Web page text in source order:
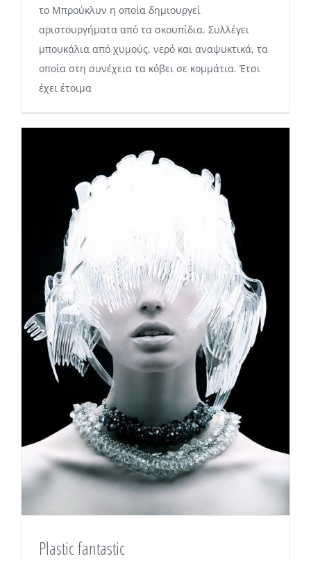
το Μπρούκλυν η οποία δημιουργεί
αριστουργήματα από τα σκουπίδια. Συλλέγει
μπουκάλια από χυμούς, νερό και αναψυκτικά, τα
οποία στη συνέχεια τα κόβει σε κομμάτια. Έτσι
έχει έτοιμα
Plastic fantastic